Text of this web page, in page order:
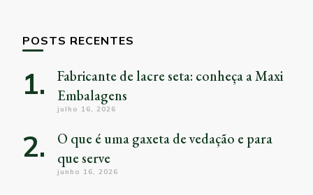
POSTS RECENTES
Fabricante de lacre seta: conheça a Maxi
Embalagens
julho 16, 2026
O que é uma gaxeta de vedação e para
que serve
junho 16, 2026